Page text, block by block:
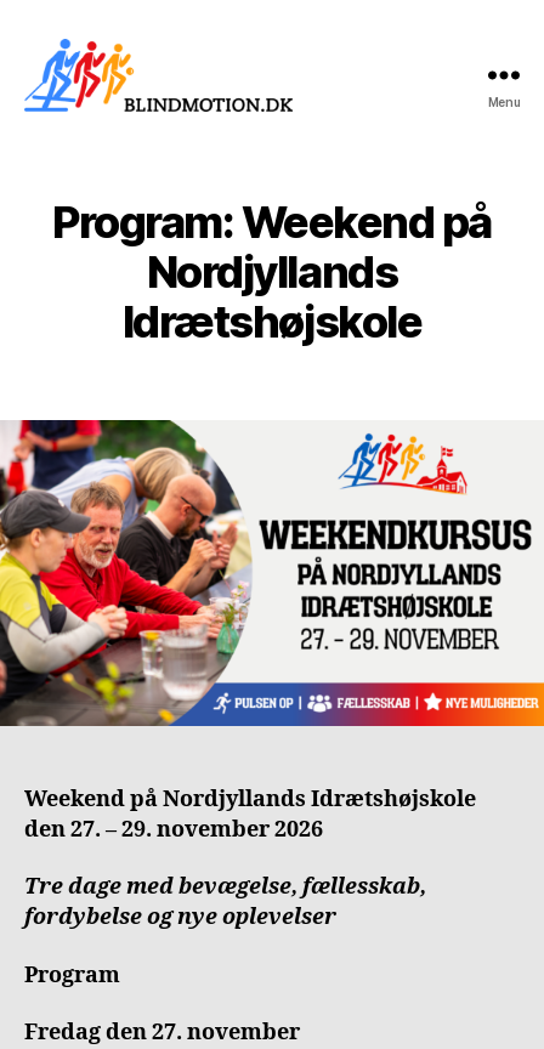
Menu
Kategorier
E
D
Program: Weekend på
Nordjyllands
Idrætshøjskole
Weekend på Nordjyllands Idrætshøjskole
den 27. – 29. november 2026
Tre dage med bevægelse, fællesskab,
fordybelse og nye oplevelser
Program
Fredag den 27. november